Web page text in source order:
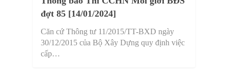
đợt 85 [14/01/2024]
Căn cứ Thông tư 11/2015/TT-BXD ngày
30/12/2015 của Bộ Xây Dựng quy định việc
cấp…